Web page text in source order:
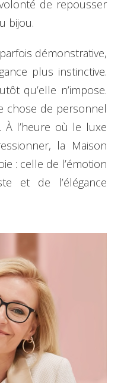
de repousser
bijou.
démonstrative,
plus instinctive.
qu’elle n’impose.
chose de personnel
À l’heure où le luxe
la Maison
: celle de l’émotion
et de l’élégance